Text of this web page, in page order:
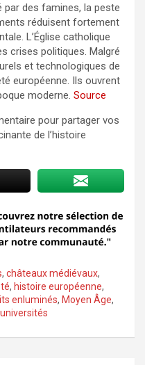
des famines, la peste
réduisent fortement
L’Église catholique
crises politiques. Malgré
et technologiques de
européenne. Ils ouvrent
moderne. Source
pour partager vos
de l’histoire
, châteaux médiévaux,
, histoire européenne,
enluminés, Moyen Âge,
universités